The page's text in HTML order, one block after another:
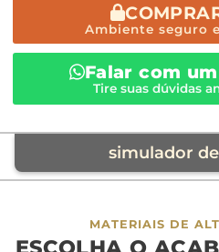
Ambiente seguro
Falar com
Tire suas dúvidas
simulador
móvel de
MATERIAIS DE